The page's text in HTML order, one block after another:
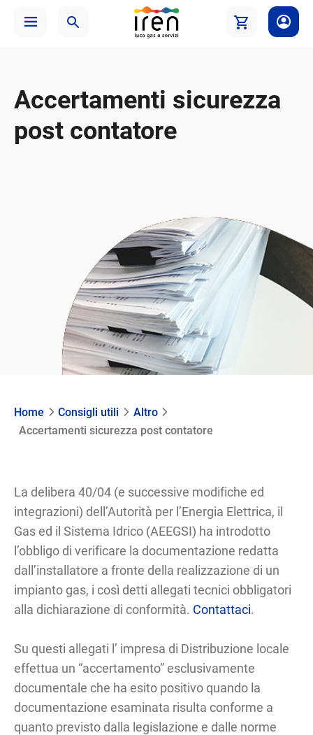
Accertamenti sicurezza
post contatore
Home Consigli utili
Altro
Accertamenti sicurezza post contatore
La delibera 40/04 (e successive modifiche ed
integrazioni) dell’Autorità per l’Energia Elettrica, il
Gas ed il Sistema Idrico (AEEGSI) ha introdotto
l’obbligo di verificare la documentazione redatta
dall’installatore a fronte della realizzazione di un
impianto gas, i così detti allegati tecnici obbligatori
alla dichiarazione di conformità. Contattaci.
Su questi allegati l’ impresa di Distribuzione locale
effettua un “accertamento” esclusivamente
documentale che ha esito positivo quando la
documentazione esaminata risulta conforme a
quanto previsto dalla legislazione e dalle norme